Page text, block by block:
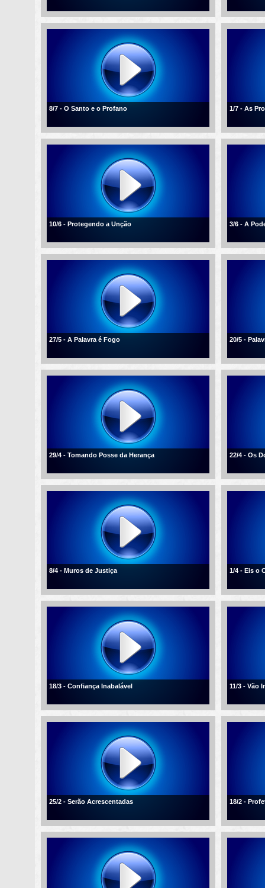
8/7 - O Santo e o Profano 1/7 - As
10/6 - Protegendo a Unção 3/6 - A
27/5 - A Palavra é Fogo 20/5 -
29/4 - Tomando Posse da Herança 22/4 - Os
8/4 - Muros de Justiça 1/4 - Eis o
18/3 - Confiança Inabalável 11/3 - Vão
25/2 - Serão Acrescentadas 18/2 -